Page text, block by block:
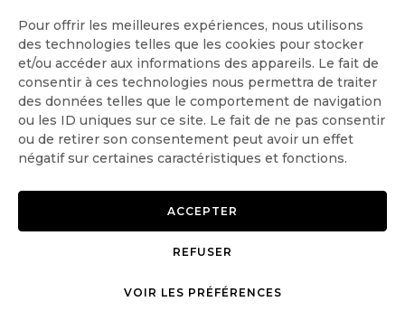
Pour offrir les meilleures expériences, nous utilisons
des technologies telles que les cookies pour stocker
et/ou accéder aux informations des appareils. Le fait de
consentir à ces technologies nous permettra de traiter
des données telles que le comportement de navigation
ou les ID uniques sur ce site. Le fait de ne pas consentir
ou de retirer son consentement peut avoir un effet
négatif sur certaines caractéristiques et fonctions.
ACCEPTER
REFUSER
VOIR LES PRÉFÉRENCES
Quotidienne
Hebdo
OK
Politique de confidentialité